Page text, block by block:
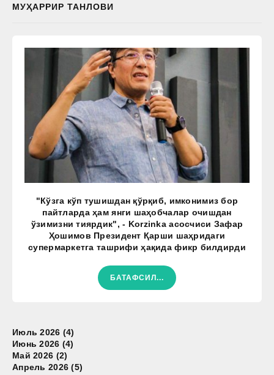
МУҲАРРИР ТАНЛОВИ
"Кўзга кўп тушишдан қўрқиб, имконимиз бор
пайтларда ҳам янги шаҳобчалар очишдан
ўзимизни тиярдик", - Korzinka асосчиси Зафар
Ҳошимов Президент Қарши шаҳридаги
супермаркетга ташрифи ҳақида фикр билдирди
БАТАФСИЛ...
Июль 2026 (4)
Июнь 2026 (4)
Май 2026 (2)
Апрель 2026 (5)